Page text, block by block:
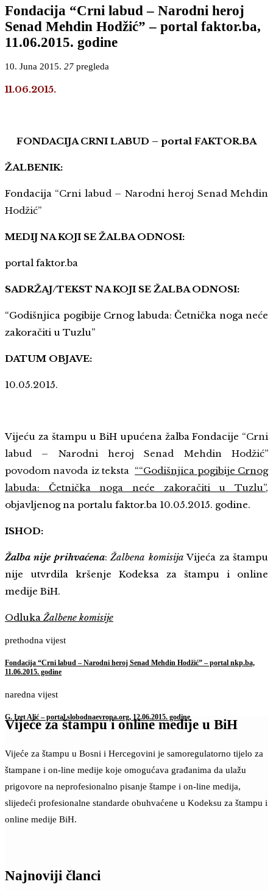
Fondacija “Crni labud – Narodni heroj
Senad Mehdin Hodžić” – portal faktor.ba,
11.06.2015. godine
10. Juna 2015. 27 pregleda
11.06.2015.
FONDACIJA CRNI LABUD – portal FAKTOR.BA
ŽALBENIK:
Fondacija “Crni labud – Narodni heroj Senad Mehdin
Hodžić”
MEDIJ NA KOJI SE ŽALBA ODNOSI:
portal faktor.ba
SADRŽAJ/TEKST NA KOJI SE ŽALBA ODNOSI:
“Godišnjica pogibije Crnog labuda: Četnička noga neće
zakoračiti u Tuzlu”
DATUM OBJAVE:
10.05.2015.
Vijeću za štampu u BiH upućena žalba Fondacije “Crni
labud – Narodni heroj Senad Mehdin Hodžić”
povodom navoda iz teksta ““Godišnjica pogibije Crnog
labuda: Četnička noga neće zakoračiti u Tuzlu”,
objavljenog na portalu faktor.ba 10.05.2015. godine.
ISHOD:
Žalba nije prihvaćena:Žalbena komisija Vijeća za štampu
nije utvrdila kršenje Kodeksa za štampu i online
medije BiH.
Odluka Žalbene komisije
prethodna vijest
Fondacija “Crni labud – Narodni heroj Senad Mehdin Hodžić” – portal nkp.ba,
11.06.2015. godine
naredna vijest
G. Izet Alić – portal slobodnaevropa.org, 12.06.2015. godine
Vijeće za štampu i online medije u BiH
Vijeće za štampu u Bosni i Hercegovini je samoregulatorno tijelo za
štampane i on-line medije koje omogućava građanima da ulažu
prigovore na neprofesionalno pisanje štampe i on-line medija,
slijedeći profesionalne standarde obuhvaćene u Kodeksu za štampu i
online medije BiH.
Najnoviji članci